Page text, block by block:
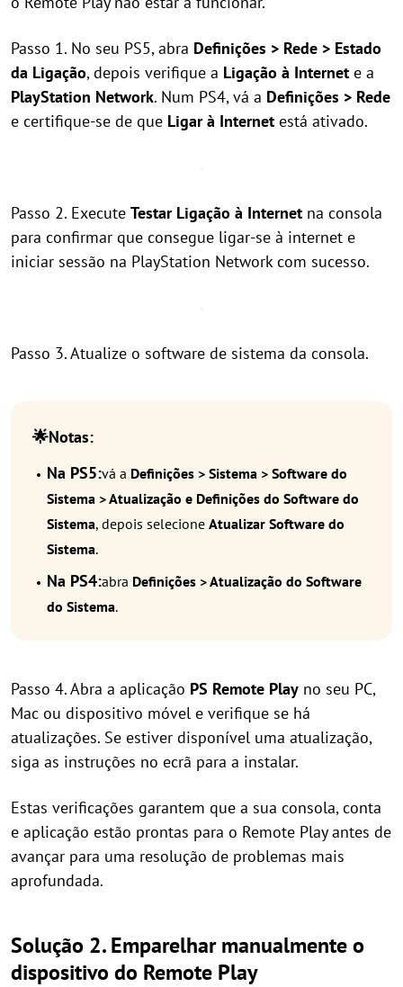
Passo 1. No seu PS5, abra Definições > Rede > Estado
da Ligação, depois verifique a Ligação à Internet e a
PlayStation Network. Num PS4, vá a Definições > Rede
e certifique-se de que Ligar à Internet está ativado.
Passo 2. Execute Testar Ligação à Internet na consola
para confirmar que consegue ligar-se à internet e
iniciar sessão na PlayStation Network com sucesso.
Passo 3. Atualize o software de sistema da consola.
🌟Notas:
Na PS5:vá a Definições > Sistema > Software do
Sistema > Atualização e Definições do Software do
Sistema, depois selecione Atualizar Software do
Sistema.
Na PS4:abra Definições > Atualização do Software
do Sistema.
Passo 4. Abra a aplicação PS Remote Play no seu PC,
Mac ou dispositivo móvel e verifique se há
atualizações. Se estiver disponível uma atualização,
siga as instruções no ecrã para a instalar.
Estas verificações garantem que a sua consola, conta
e aplicação estão prontas para o Remote Play antes de
avançar para uma resolução de problemas mais
aprofundada.
Solução 2. Emparelhar manualmente o
dispositivo do Remote Play